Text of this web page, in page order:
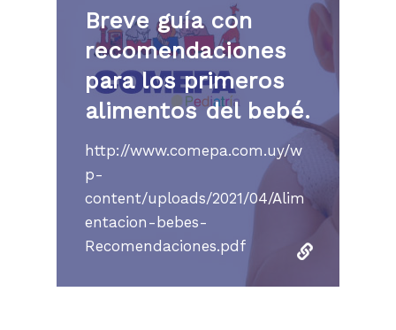
Breve guía con
recomendaciones
para los primeros
alimentos del bebé.
http://www.comepa.com.uy/w
p-
content/uploads/2021/04/Alim
entacion-bebes-
Recomendaciones.pdf
RRHH Médicos
Tecnología
Derechos y deberes
usuario
Programas
Servicios
Revista El Intra
Trabajar con nosotros
Webmail
InfoGUÍA
Contacto
Laboratorio
Información del
Preparaciones para